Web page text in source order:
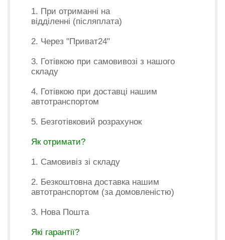
1. При отриманні на
відділенні (післяплата)
2. Через "Приват24"
3. Готівкою при самовивозі з нашого
складу
4. Готівкою при доставці нашим
автотранспортом
5. Безготівковий розрахунок
Як отримати?
1. Самовивіз зі складу
2. Безкоштовна доставка нашим
автотранспортом (за домовленістю)
3. Нова Пошта
Які гарантії?